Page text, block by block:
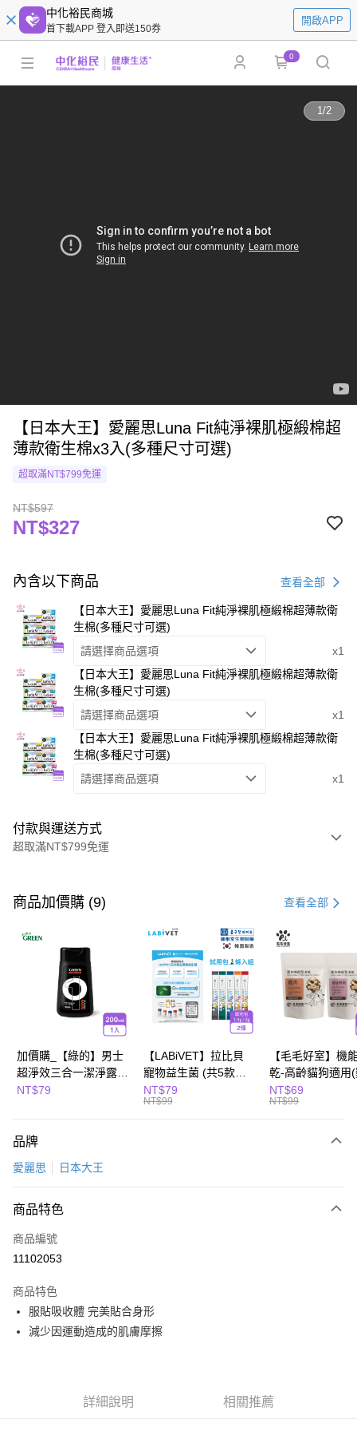
中化裕民商城
首下載APP 登入即送150券
開啟APP
0
1/2
【日本大王】愛麗思Luna Fit純淨裸肌極緞棉超
薄款衛生棉x3入(多種尺寸可選)
超取滿NT$799免運
NT$597
NT$327
內含以下商品 查看全部
【日本大王】愛麗思Luna Fit純淨裸肌極緞棉超薄款衛
生棉(多種尺寸可選)
請選擇商品選項
x1
【日本大王】愛麗思Luna Fit純淨裸肌極緞棉超薄款衛
生棉(多種尺寸可選)
請選擇商品選項
x1
【日本大王】愛麗思Luna Fit純淨裸肌極緞棉超薄款衛
生棉(多種尺寸可選)
請選擇商品選項
x1
付款與運送方式
超取滿NT$799免運
信用卡一次付款
超商取貨付款
LINE Pay
Apple Pay
悠遊付
全盈+PAY
「Hami Point」為中華電信所提供之點數服務，可於會員專區綁定中華電信
會員帳號後，即可在購物車使用 Hami Point 折抵消費金額 (1點等於1元)。
運送方式
每筆NT$80，滿NT$799(含以上)免運費
付款後全家取貨
每筆NT$80，滿NT$799(含以上)免運費
萊爾富取貨付款
每筆NT$80，滿NT$799(含以上)免運費
商品加價購 (9) 查看全部
加價購_【綠的】男士
超淨效三合一潔淨露
200ml(濃郁麝香)
NT$79
【LABiVET】拉比貝
寵物益生菌 (共5款可
選) 1.5gx2包/盒、
2gx2包/盒
NT$79
NT$99
【毛毛好室】機
乾-高齡貓狗適用
10g/櫻桃鴨肉8g)
NT$69
NT$99
品牌
愛麗思 日本大王
商品特色
商品編號
11102053
商品特色
服貼吸收體 完美貼合身形
減少因運動造成的肌膚摩擦
詳細說明 相關推薦